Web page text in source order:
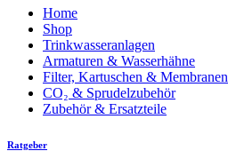
Home
Shop
Trinkwasseranlagen
Armaturen & Wasserhähne
Filter, Kartuschen & Membranen
CO₂ & Sprudelzubehör
Zubehör & Ersatzteile
Ratgeber